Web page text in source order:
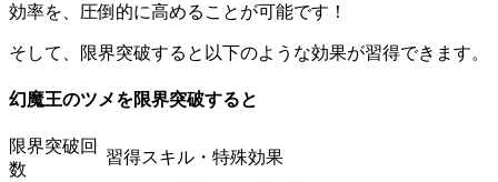
効率を、圧倒的に高めることが可能です！
そして、限界突破すると以下のような効果が習得できます。
幻魔王のツメを限界突破すると
限界突破回
数
習得スキル・特殊効果